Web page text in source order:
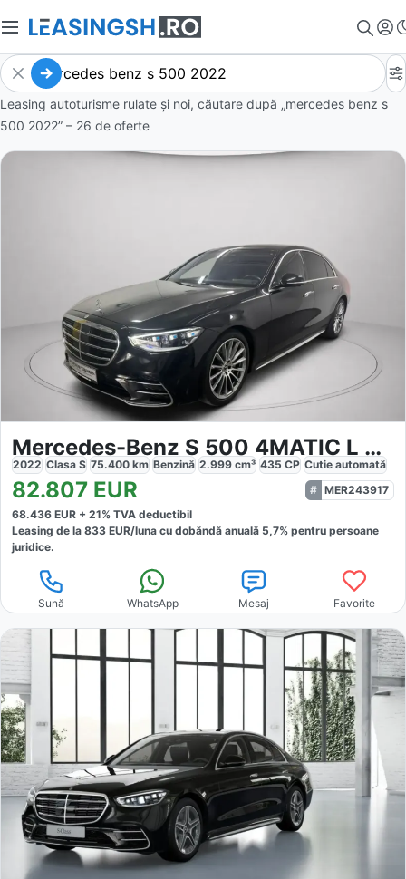
Leasing autoturisme rulate și noi, căutare după „mercedes benz s
500 2022” – 26 de oferte
Mercedes-Benz S 500 4MATIC L AMG-LINE DISTRO TV
2022 Clasa S 75.400 km Benzină 2.999 cm³ 435 CP Cutie automată
82.807 EUR
MER243917
68.436 EUR + 21% TVA deductibil
Leasing de la 833 EUR/luna cu dobăndă anuală 5,7% pentru persoane
juridice.
Sună WhatsApp Mesaj Favorite